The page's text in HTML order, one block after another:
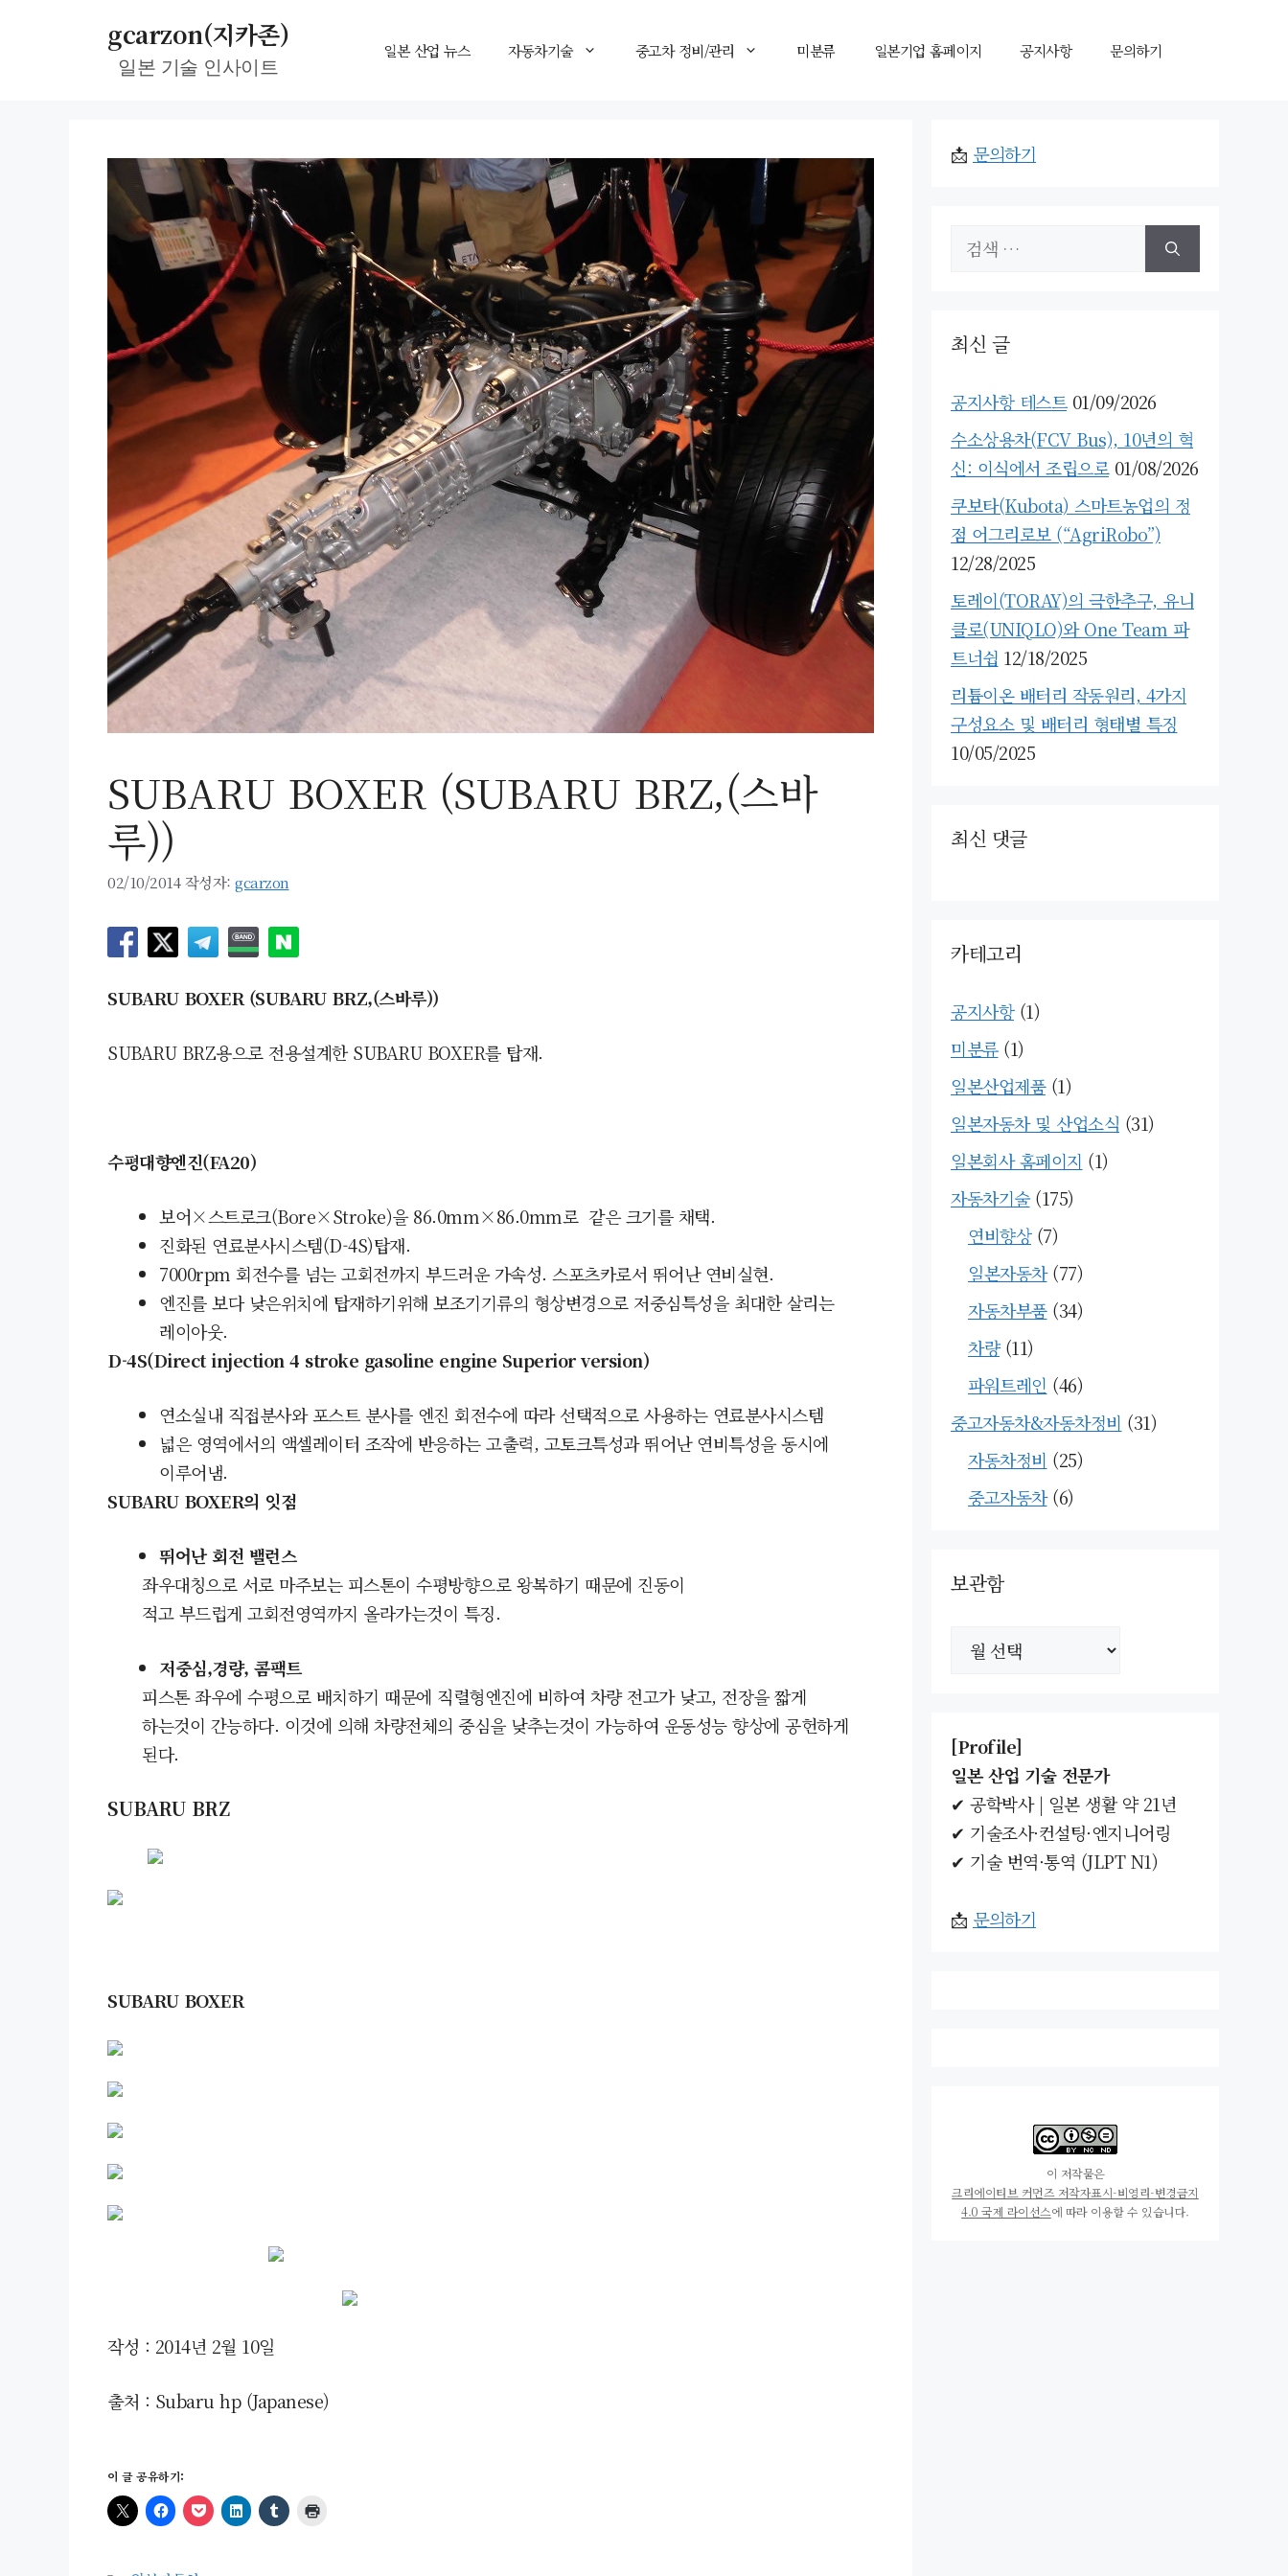
gcarzon(지카존)
일본 기술 인사이트
일본 산업 뉴스 자동차기술 중고차 정비/관리 미분류 일본기업 홈페이지 공지사항 문의하기
SUBARU BOXER (SUBARU BRZ,(스바
루))
02/10/2014 작성자: gcarzon
SUBARU BOXER (SUBARU BRZ,(스바루))
SUBARU BRZ용으로 전용설계한SUBARU BOXER를 탑재.
수평대향엔진(FA20)
보어×스트로크(Bore×Stroke)을86.0mm×86.0mm로 같은 크기를 채택.
진화된 연료분사시스템(D-4S)탑재.
7000rpm 회전수를 넘는 고회전까지 부드러운 가속성. 스포츠카로서 뛰어난 연비실현.
엔진를 보다 낮은위치에 탑재하기위해 보조기기류의 형상변경으로 저중심특성을 최대한 살리는
레이아웃.
D-4S(Direct injection 4 stroke gasoline engine Superior version)
연소실내 직접분사와 포스트 분사를 엔진 회전수에 따라 선택적으로 사용하는 연료분사시스템
넓은 영역에서의 액셀레이터 조작에 반응하는 고출력, 고토크특성과 뛰어난 연비특성을 동시에
이루어냄.
SUBARU BOXER의 잇점
뛰어난 회전 밸런스
좌우대칭으로 서로 마주보는 피스톤이 수평방향으로 왕복하기 때문에 진동이
적고부드럽게 고회전영역까지 올라가는것이 특징.
저중심,경량, 콤팩트
피스톤 좌우에 수평으로 배치하기 때문에 직렬형엔진에 비하여 차량 전고가 낮고, 전장을 짧게
하는것이 간능하다. 이것에 의해 차량전체의 중심을 낮추는것이 가능하여 운동성능 향상에 공헌하게
된다.
SUBARU BRZ
SUBARU BOXER
작성 : 2014년 2월 10일
출처 : Subaru hp (Japanese)
이 글 공유하기:
📩 문의하기
최신 글
공지사항 테스트 01/09/2026
수소상용차(FCV Bus), 10년의 혁
신: 이식에서 조립으로 01/08/2026
쿠보타(Kubota) 스마트농업의 정
점 어그리로보 (“AgriRobo”)
12/28/2025
토레이(TORAY)의 극한추구, 유니
클로(UNIQLO)와 One Team 파
트너쉽 12/18/2025
리튬이온 배터리 작동원리, 4가지
구성요소 및 배터리 형태별 특징
10/05/2025
최신 댓글
카테고리
공지사항(1)
미분류(1)
일본산업제품(1)
일본자동차 및 산업소식 (31)
일본회사 홈페이지 (1)
자동차기술(175)
연비향상(7)
일본자동차(77)
자동차부품(34)
차량(11)
파워트레인 (46)
중고자동차&자동차정비 (31)
자동차정비 (25)
중고자동차(6)
보관함
[Profile]
일본 산업 기술 전문가
✔ 공학박사 | 일본 생활 약 21년
✔ 기술조사·컨설팅·엔지니어링
✔ 기술 번역·통역 (JLPT N1)
📩 문의하기
이 저작물은
크리에이티브 커먼즈 저작자표시-비영리-변경금지
4.0 국제 라이선스에 따라 이용할 수 있습니다.